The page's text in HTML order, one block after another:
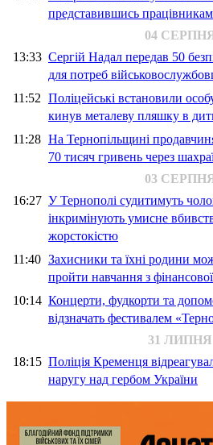
представившись
04
13:33 Сергій Надал передав 50
для потреб
11:52 Поліцейські встановили
кинув металеву пляшку в
11:28 На Тернопільщині
70 тисяч гривень через
03
16:27 У Тернополі судитимуть
інкримінують умисне
жорстокістю
11:40 Захисники та їхні родини
пройти навчання з
10:14 Концерти, фудкорти та
відзначать фестивалем
31 ЛИПНЯ
18:15 Поліція Кременця
наругу над гербом України